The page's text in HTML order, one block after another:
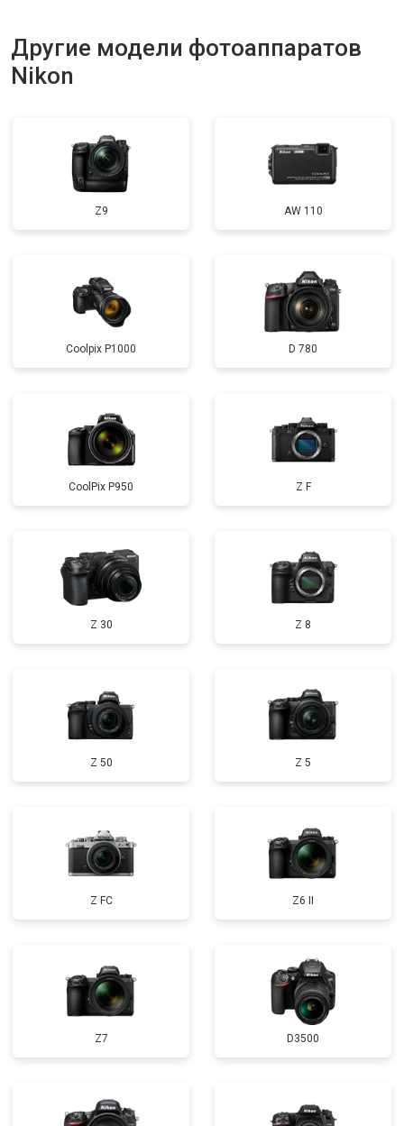
Другие модели фотоаппаратов
Nikon
Z9 AW 110
Coolpix P1000 D 780
CoolPix P950 Z F
Z 30 Z 8
Z 50 Z 5
Z FC Z6 II
Z7 D3500